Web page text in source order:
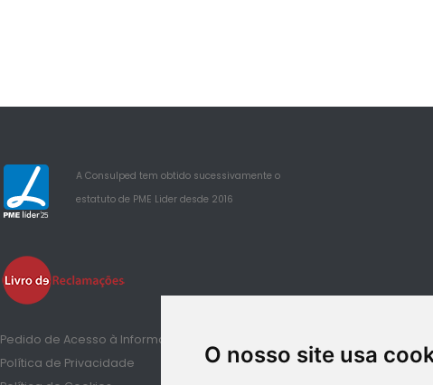
O nosso site usa
25
A Consulped tem obtido sucessivamente o
estatuto de PME Lider desde 2016
Pedido de Acesso à Informação de Saúde
Política de Privacidade